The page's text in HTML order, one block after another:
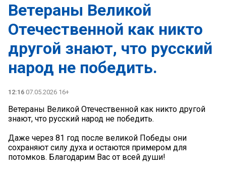
Ветераны Великой
Отечественной как никто
другой знают, что русский
народ не победить.
12:16 07.05.2026 16+
Ветераны Великой Отечественной как никто другой
знают, что русский народ не победить.
Даже через 81 год после великой Победы они
сохраняют силу духа и остаются примером для
потомков. Благодарим Вас от всей души!